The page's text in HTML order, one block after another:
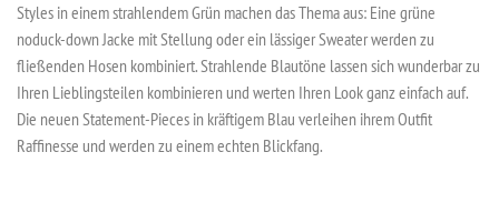
Styles in einem strahlendem Grün machen das Thema aus: Eine grüne
noduck-down Jacke mit Stellung oder ein lässiger Sweater werden zu
fließenden Hosen kombiniert. Strahlende Blautöne lassen sich wunderbar zu
Ihren Lieblingsteilen kombinieren und werten Ihren Look ganz einfach auf.
Die neuen Statement-Pieces in kräftigem Blau verleihen ihrem Outfit
Raffinesse und werden zu einem echten Blickfang.